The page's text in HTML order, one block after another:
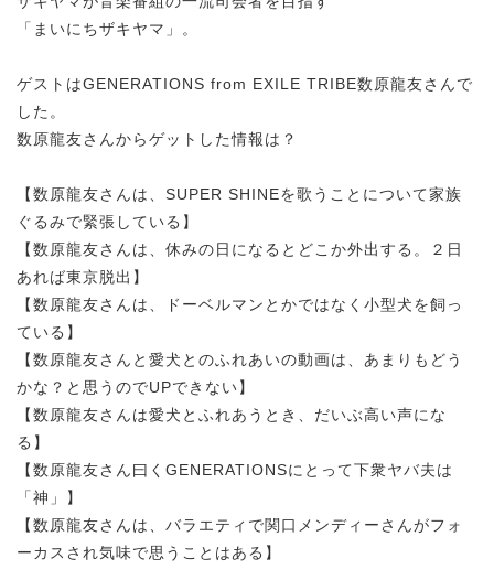
「まいにちザキヤマ」。
ゲストはGENERATIONS from EXILE TRIBE数原龍友さんで
した。
数原龍友さんからゲットした情報は？
【数原龍友さんは、SUPER SHINEを歌うことについて家族
ぐるみで緊張している】
【数原龍友さんは、休みの日になるとどこか外出する。２日
あれば東京脱出】
【数原龍友さんは、ドーベルマンとかではなく小型犬を飼っ
ている】
【数原龍友さんと愛犬とのふれあいの動画は、あまりもどう
かな？と思うのでUPできない】
【数原龍友さんは愛犬とふれあうとき、だいぶ高い声にな
る】
【数原龍友さん曰くGENERATIONSにとって下衆ヤバ夫は
「神」】
【数原龍友さんは、バラエティで関口メンディーさんがフォ
ーカスされ気味で思うことはある】